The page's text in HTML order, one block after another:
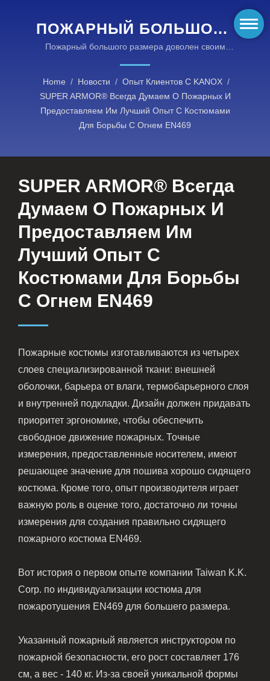
ПОЖАРНЫЙ БОЛЬШОГО
РАЗМЕРА ДОВОЛЕН
СВОИМ КОСТЮМОМ ДЛЯ
БОРЬБЫ С ОГНЕМ
SUPER ARMOR EN469 |
ОГНЕСТОЙКИЕ ТКАНИ
KANOX®: ШИРОКИЙ
АССОРТИМЕНТ
ЗАЩИТНЫХ РЕШЕНИЙ
Пожарный большого размера доволен своим
Home / Новости / Опыт Клиентов С KANOX /
SUPER ARMOR® Всегда Думаем О Пожарных И
Предоставляем Им Лучший Опыт С Костюмами
Для Борьбы С Огнем EN469
SUPER ARMOR® Всегда
Думаем О Пожарных И
Предоставляем Им
Лучший Опыт С
Костюмами Для Борьбы
С Огнем EN469
Пожарные костюмы изготавливаются из четырех
слоев специализированной ткани: внешней
оболочки, барьера от влаги, термобарьерного слоя
и внутренней подкладки. Дизайн должен придавать
приоритет эргономике, чтобы обеспечить
свободное движение пожарных. Точные
измерения, предоставленные носителем, имеют
решающее значение для пошива хорошо сидящего
костюма. Кроме того, опыт производителя играет
важную роль в оценке того, достаточно ли точны
измерения для создания правильно сидящего
пожарного костюма EN469.
Вот история о первом опыте компании Taiwan K.K.
Corp. по индивидуализации костюма для
пожаротушения EN469 для большего размера.
Указанный пожарный является инструктором по
пожарной безопасности, его рост составляет 176
см, а вес - 140 кг. Из-за своей уникальной формы